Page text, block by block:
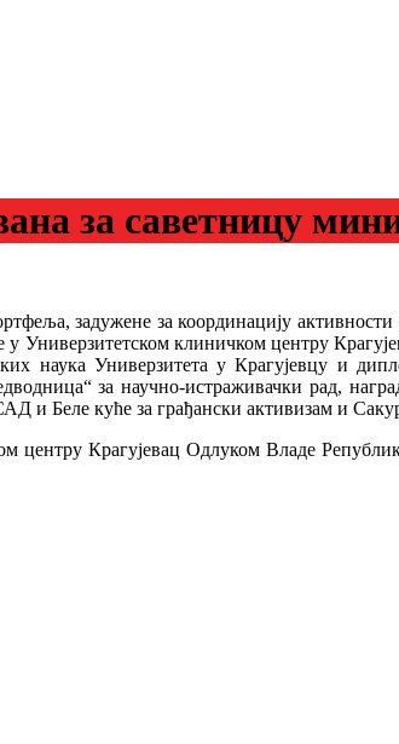
за саветницу
задужене за координацију
клиничком центру
наука Универзитета у Крагујевцу и
за научно-истраживачки рад,
и Беле куће за грађански активизам и
центру Крагујевац Одлуком Владе